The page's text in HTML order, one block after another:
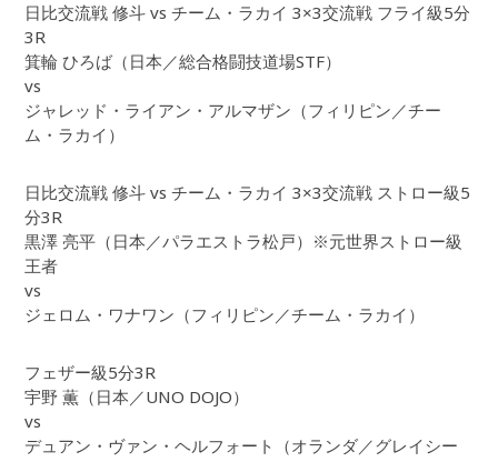
日比交流戦 修斗 vs チーム・ラカイ 3×3交流戦 フライ級5分
3R
箕輪 ひろば（日本／総合格闘技道場STF）
vs
ジャレッド・ライアン・アルマザン（フィリピン／チー
ム・ラカイ）
日比交流戦 修斗 vs チーム・ラカイ 3×3交流戦 ストロー級5
分3R
黒澤 亮平（日本／パラエストラ松戸）※元世界ストロー級
王者
vs
ジェロム・ワナワン（フィリピン／チーム・ラカイ）
フェザー級5分3R
宇野 薫（日本／UNO DOJO）
vs
デュアン・ヴァン・ヘルフォート（オランダ／グレイシー